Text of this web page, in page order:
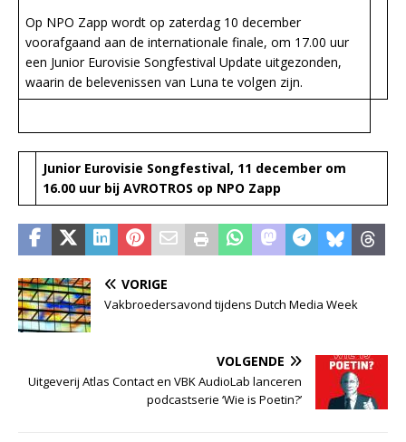
Op NPO Zapp wordt op zaterdag 10 december
voorafgaand aan de internationale finale, om 17.00 uur
een Junior Eurovisie Songfestival Update uitgezonden,
waarin de belevenissen van Luna te volgen zijn.
Junior Eurovisie Songfestival, 11 december om
16.00 uur bij AVROTROS op NPO Zapp
VORIGE
Vakbroedersavond tijdens Dutch Media Week
VOLGENDE
Uitgeverij Atlas Contact en VBK AudioLab lanceren
podcastserie ‘Wie is Poetin?’